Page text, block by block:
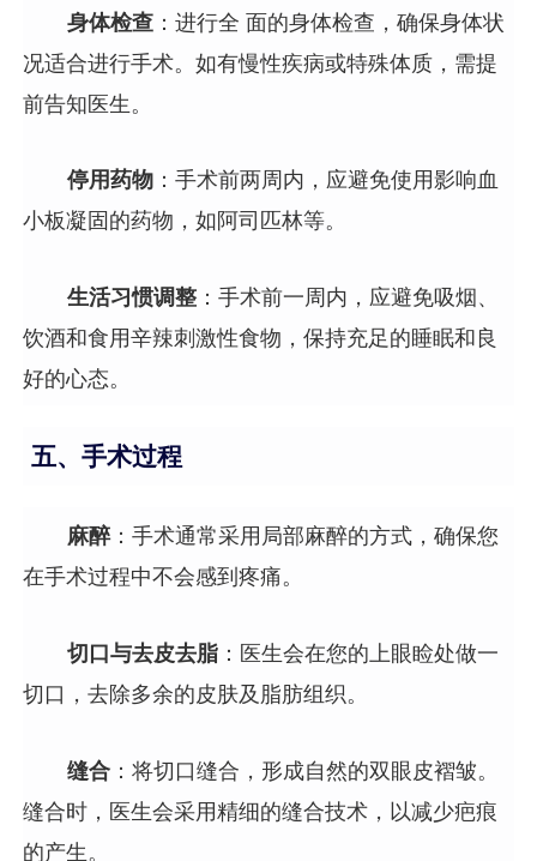
身体检查：进行全 面的身体检查，确保身体状
况适合进行手术。如有慢性疾病或特殊体质，需提
前告知医生。
停用药物：手术前两周内，应避免使用影响血
小板凝固的药物，如阿司匹林等。
生活习惯调整：手术前一周内，应避免吸烟、
饮酒和食用辛辣刺激性食物，保持充足的睡眠和良
好的心态。
五、手术过程
麻醉：手术通常采用局部麻醉的方式，确保您
在手术过程中不会感到疼痛。
切口与去皮去脂：医生会在您的上眼睑处做一
切口，去除多余的皮肤及脂肪组织。
缝合：将切口缝合，形成自然的双眼皮褶皱。
缝合时，医生会采用精细的缝合技术，以减少疤痕
的产生。